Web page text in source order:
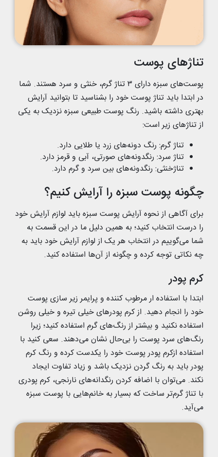
تناژهای پوست
پوست‌های سبزه دارای ۳ تناژ گرم، خنثی و سرد هستند. شما
در ابتدا باید تناژ پوست خود را بشناسید تا بتوانید آرایش
بهتری داشته باشید. رنگ پوست طبیعی سبزه نزدیک به یکی
از تناژهای زیر است:
تناژ گرم: رنگ دونه‌های زرد یا طلایی دارد.
تناژ سرد: رنگدونه‌های صورتی، آبی و قرمز دارد.
تناژخنثی: رنگدونه‌های بین سرد و گرم دارد.
چگونه پوست سبزه را آرایش کنیم؟
برای آگاهی از نحوه آرایش پوست سبزه باید لوازم آرایش خود
را درست انتخاب کنید؛ به همین دلیل ما در این قسمت به
شما می‌گوییم در انتخاب هر یک از لوازم آرایش خود باید به
چه نکاتی توجه کرده و چگونه از آن‌ها استفاده کنید.
کرم پودر
ابتدا با استفاده ار مرطوب کننده و پرایمر زیر سازی پوست
خود را انجام دهید. از کرم پودرهای خیلی تیره و خیلی روشن
استفاده نکنید و بیشتر از رنگ‌های گرم استفاده کنید؛ زیرا
رنگ‌های سرد پوست را بی‌حال نشان می‌دهند. سعی کنید با
استفاده ازکرم پودر پوست خود را یکدست کرده و رنگ کرم
پودر باید به رنگ گردن نزدیک باشد و زیاد تفاوت ایجاد
نکند. می‌توان با اضافه کردن رنگدانه‌های نارنجی، کرم پودری
با تناژ گرم‌تر ساخت که بسیار به خانم‌هایی با پوست سبزه
می‌آید.